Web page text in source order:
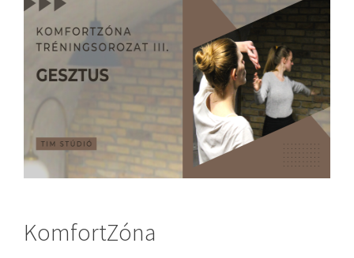
KomfortZóna